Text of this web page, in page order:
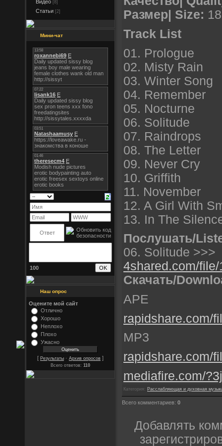
Видео [8]
Статьи [2]
Мини-чат
100
Наш опрос
Оцените мой сайт
Отлично
Хорошо
Неплохо
Плохо
Ужасно
[ Результаты · Архив опросов ]
Всего ответов: 110
Размер| Size:
Track List
01. Prologue
02. Misty Rain
03. Winter Song
04. Remember
05. Nocturne
06. Solitude
07. Raindrops
08. The Letter
09. Never Cry
10. Griffith
11. November
12. A Girl With
13. In The
Послушать/
06. Solitude >>>
4shared.com/
Скачать/
APE
rapidshare.com/
MP3
rapidshare.com/
mediafire.com/
Категория: Расслабляющая и духовная
Всего комментариев: 0
Добавлять